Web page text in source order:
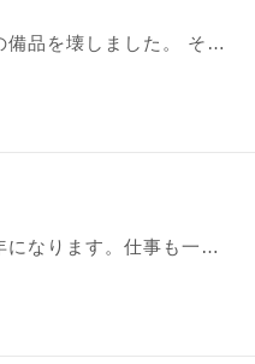
うっかり手を滑らせて、職場の備品を壊しました。 その場にいた同僚や上司と直せたのですが、直ったとはいえ会社の物を壊したこと、原因となった自分のそそっかしさ、何より周りに迷惑をかけたことに落ち込んでいます。 そして、職場で浮いている状態の中この出来事があったので、周りの評価が下がる事がとても恐ろしいです。周りの評価を気にする、そんな事ばかり考える自分も嫌です。 何か失敗する度に、どう思われただろうと考えます。 考えても仕方のないこと、やってしまったものはどうしようもないことはわかっているのですが、悪い方にしか考えられません。 周りは気にしないでと言ってくれるのですが、迷惑をかけたことで嫌われただろうと考えてしまいます。 「自分が気にするほど他人は自分に関心がない」と聞いたことがありますが、自分の場合は頭ではわかっていても、なかなかそう割り切れません。 どうしたら、こんなことを気にせず、前向きになれるのでしょうか？
他県から引っ越して来て、４年になります。仕事も一回転職し、今の職場も辞めようかと考えています。辞める原因は仕事内容だったり、人間関係だったりします。 自分では穏やかな性格と思ってるんですが、周りからは穏やか過ぎるのか話してて物足りない、大人しい、しゃべらないと言われます。今の仕事が暇なこともあり、職員同士お話しする時間が沢山あります。元々コミュニケーションが苦手なこともあり、沢山ベラベラ話す方ではありません。 私が一番年下で皆さん歳が離れてる方がばかりなので、気を使ったりしてるんですがあまり意味ないです。嫌われてるので、仲良くも出来ないので、本音や相談もできず表面的な付き合いばかりです。遊びや食事に行ったこともありません。 引っ越して来て、信用出来る人が中々出来ず遊ぶのは地元の何人かの友達です。出来れば、引っ越し先で友達見つけて生活楽しみたいんですが。 前の職場も馴染めず、今の職場は前の職場より話すんですが嫌われていて、コミュニケーションにも自信ないので、次の仕事見つけるのにも今の職種で行くか転職しようか悩んでいます。給料が安いのと少し仕事が暇なのと。内容がバラバラですが、人の輪に入って行くこと合わせること嫌われないためにはどうしたら良いでしょうか？